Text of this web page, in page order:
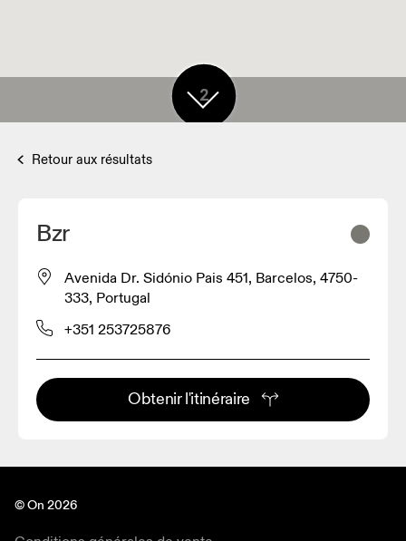
2
Retour aux résultats
Bzr
Avenida Dr. Sidónio Pais 451, Barcelos, 4750-
333, Portugal
+351 253725876
Obtenir l'itinéraire
© On 2026